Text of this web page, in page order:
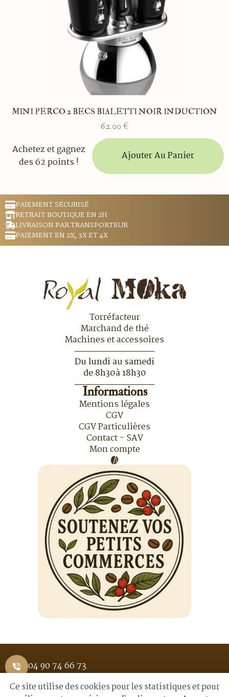
MINI PERCO 2 BECS BIALETTI NOIR INDUCTION
62.00 €
Achetez et gagnez
des 62 points !
Ajouter Au Panier
PAIEMENT SÉCURISÉ
RETRAIT BOUTIQUE EN 2H
LIVRAISON PAR TRANSPORTEUR
PAIEMENT EN 2X, 3X ET 4X
Torréfacteur
Marchand de thé
Machines et accessoires
Du lundi au samedi
de 8h30à 18h30
Informations
Mentions légales
CGV
CGV Particulières
Contact - SAV
Mon compte
04 90 74 66 73
1 Place Saint Pierre 84400 APT
Ce site utilise des cookies pour les statistiques et pour